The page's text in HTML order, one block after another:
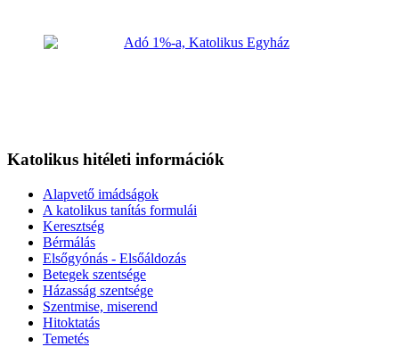
Katolikus hitéleti információk
Alapvető imádságok
A katolikus tanítás formulái
Keresztség
Bérmálás
Elsőgyónás - Elsőáldozás
Betegek szentsége
Házasság szentsége
Szentmise, miserend
Hitoktatás
Temetés